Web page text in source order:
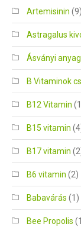
Artemisinin (9)
Astragalus
Ásványi
B Vitaminok
B12 Vitamin
B15 vitamin
B17 vitamin
B6 vitamin (2)
Babavárás (1)
Bee Propolis